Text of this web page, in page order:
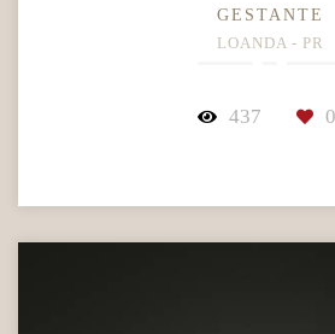
GESTANTE
LOANDA - PR
437 0